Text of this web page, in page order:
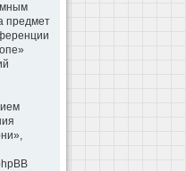
предмет